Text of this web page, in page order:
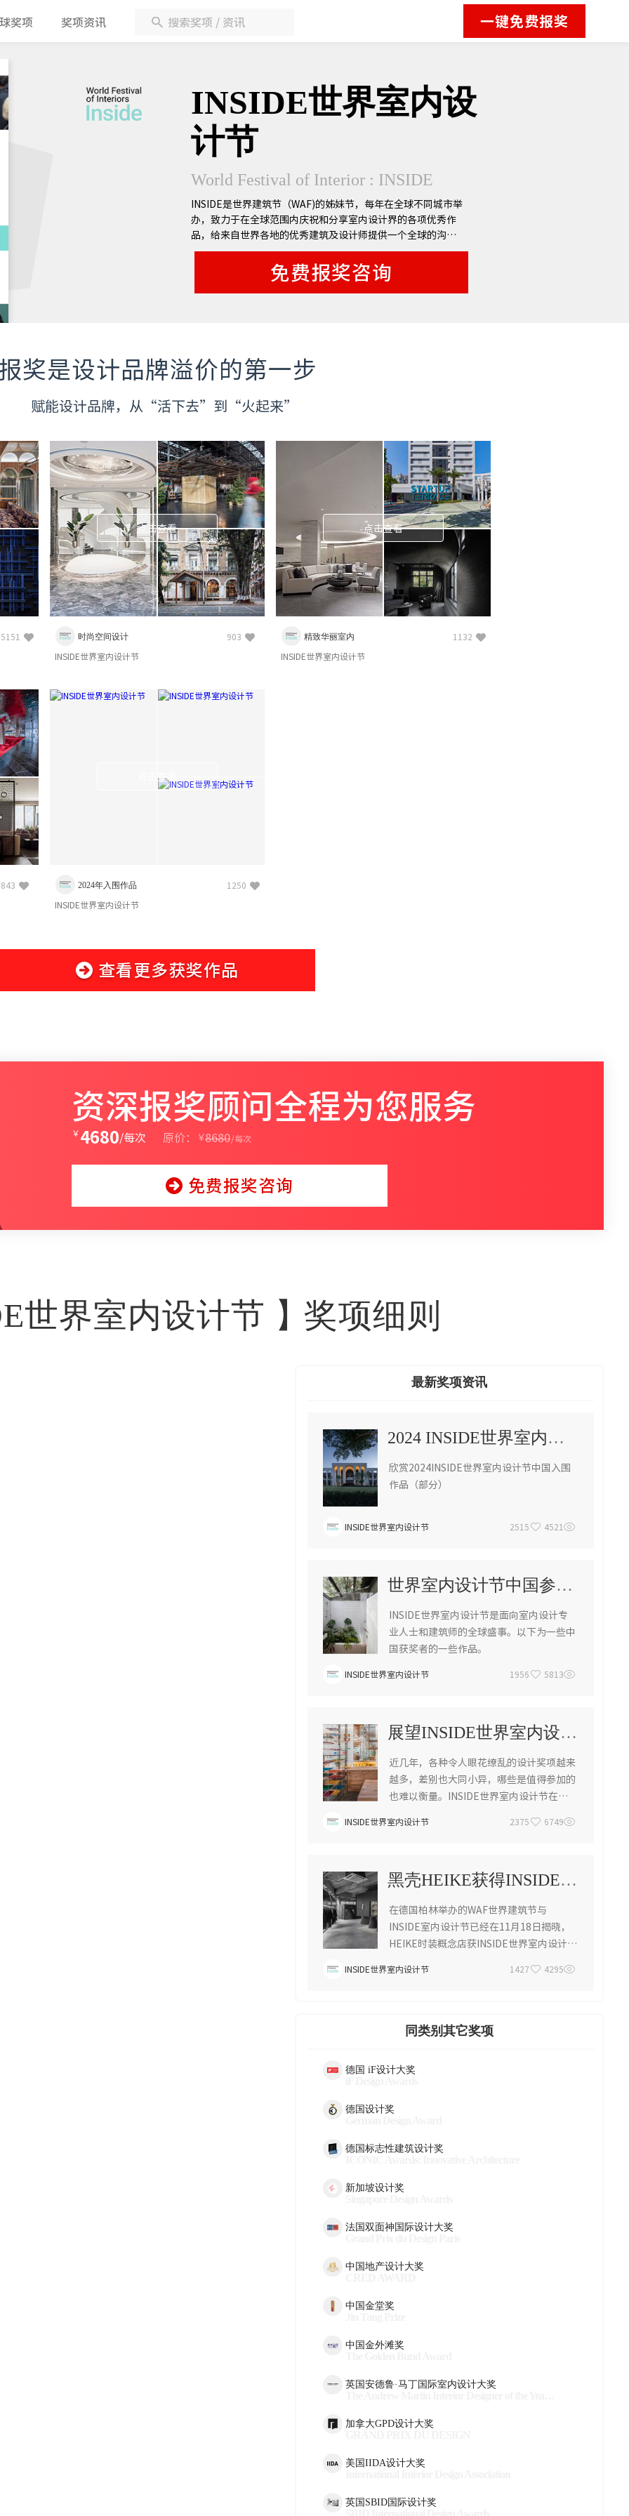
奖项 奖项资讯 一键免费报奖
INSIDE世界室内设
计节
World Festival of Interior : INSIDE
INSIDE是世界建筑节（WAF)的姊妹节，每年在全球不同城市举
办，致力于在全球范围内庆祝和分享室内设计界的各项优秀作
品，给来自世界各地的优秀建筑及设计师提供一个全球的沟通
平台。
免费报奖咨询
奖是设计品牌溢价的第一步
赋能设计品牌，从“活下去”到“火起来”
5151
点击查看
时尚空间设计 903
INSIDE世界室内设计节
点击查看
精致华丽室内 1132
INSIDE世界室内设计节
843
点击查看
2024年入围作品 1250
INSIDE世界室内设计节
查看更多获奖作品
资深报奖顾问全程为您服务
￥ 4680/每次 原价： ￥8680/每次
免费报奖咨询
世界室内设计节 】奖项细则
最新奖项资讯
2024 INSIDE世界室内设计节作品
欣赏2024INSIDE世界室内设计节中国入围
作品（部分）
INSIDE世界室内设计节 2515 4521
世界室内设计节中国参赛者获奖作品欣赏
INSIDE世界室内设计节是面向室内设计专
业人士和建筑师的全球盛事。以下为一些中
国获奖者的一些作品。
INSIDE世界室内设计节 1956 5813
展望INSIDE世界室内设计节
近几年，各种令人眼花缭乱的设计奖项越来
越多，差别也大同小异，哪些是值得参加的
也难以衡量。INSIDE世界室内设计节在此
INSIDE世界室内设计节 2375 6749
黑壳HEIKE获得INSIDE世界室内设计节2016年度大奖
在德国柏林举办的WAF世界建筑节与
INSIDE室内设计节已经在11月18日揭晓，
HEIKE时装概念店获INSIDE世界室内设计
INSIDE世界室内设计节 1427 4295
同类别其它奖项
德国 iF设计大奖
德国设计奖
德国标志性建筑设计奖
新加坡设计奖
法国双面神国际设计大奖
中国地产设计大奖
中国金堂奖
中国金外滩奖
英国安德鲁·马丁国际室内设计大奖
加拿大GPD设计大奖
美国IIDA设计大奖
英国SBID国际设计奖